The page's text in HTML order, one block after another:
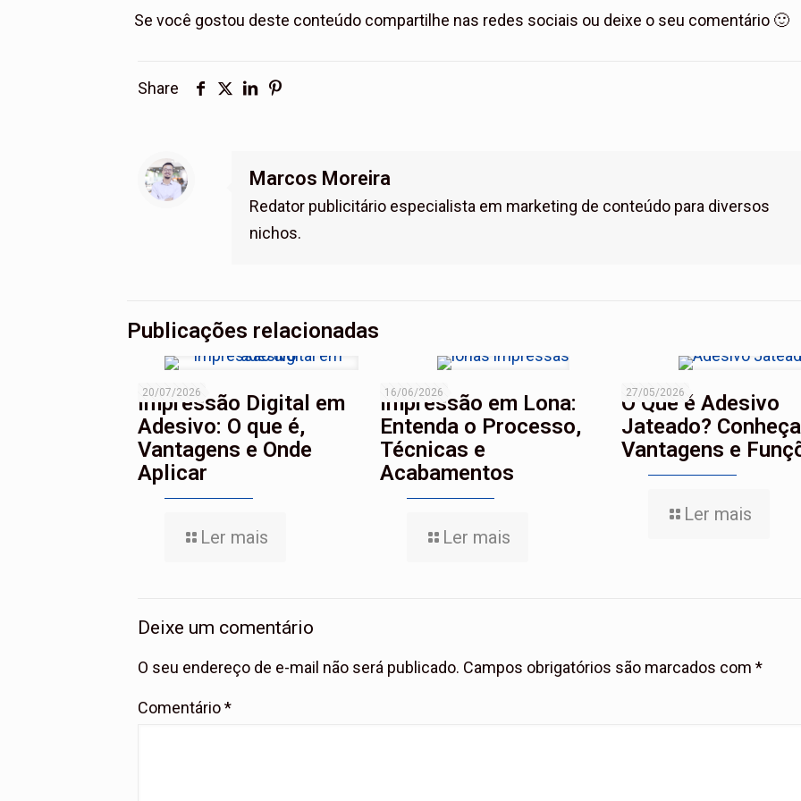
Se você gostou deste conteúdo compartilhe nas redes sociais ou deixe o seu comentário 🙂
Share
Marcos Moreira
Redator publicitário especialista em marketing de conteúdo para diversos
nichos.
Publicações relacionadas
20/07/2026
Impressão Digital em
Adesivo: O que é,
Vantagens e Onde
Aplicar
Ler mais
16/06/2026
Impressão em Lona:
Entenda o Processo,
Técnicas e
Acabamentos
Ler mais
27/05/2026
O Que é Adesivo
Jateado?
Vantagens e
Ler mais
Deixe um comentário
O seu endereço de e-mail não será publicado. Campos obrigatórios são marcados com *
Comentário*